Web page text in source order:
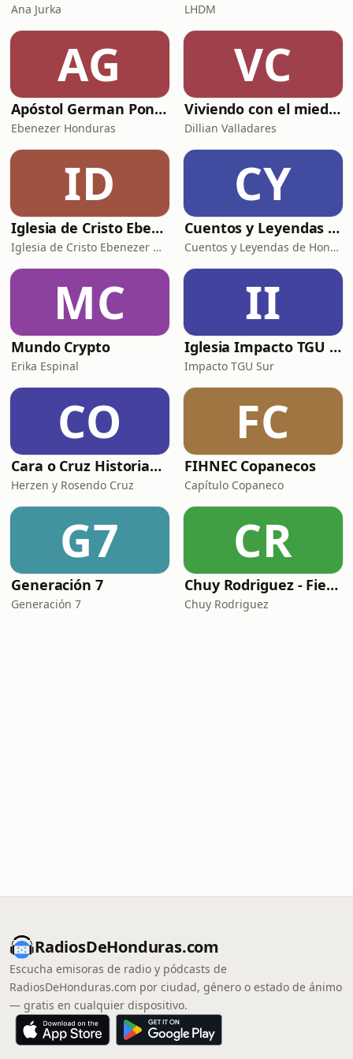
Ana Jurka LHDM
AG
Apóstol German Ponce
Ebenezer Honduras
VC
Viviendo con el miedo - Relatos de Brujería
Dillian Valladares
ID
Iglesia de Cristo Ebenezer Honduras
Iglesia de Cristo Ebenezer Honduras
CY
Cuentos y Leyendas de Honduras
Cuentos y Leyendas de Honduras
MC
Mundo Crypto
Erika Espinal
II
Iglesia Impacto TGU Sur
Impacto TGU Sur
CO
Cara o Cruz Historias Podcast
Herzen y Rosendo Cruz
FC
FIHNEC Copanecos
Capítulo Copaneco
G7
Generación 7
Generación 7
CR
Chuy Rodriguez - Field Recordings
Chuy Rodriguez
RadiosDeHonduras.com
Escucha emisoras de radio y pódcasts de
RadiosDeHonduras.com por ciudad, género o estado de ánimo
— gratis en cualquier dispositivo.